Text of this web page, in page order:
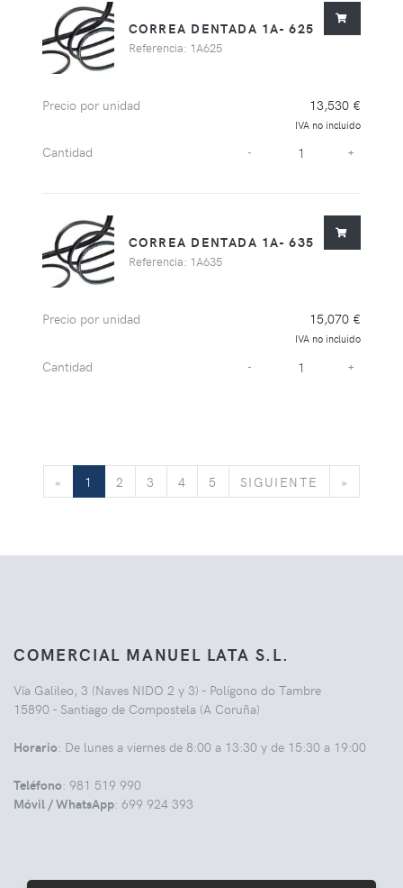
CORREA DENTADA 1A- 625
Referencia: 1A625
Precio por unidad 13,530 €
IVA no incluido
Cantidad - +
CORREA DENTADA 1A- 635
Referencia: 1A635
Precio por unidad 15,070 €
IVA no incluido
Cantidad - +
« 1 2 3 4 5 SIGUIENTE SIGUIENTE
»
COMERCIAL MANUEL LATA S.L.
Vía Galileo, 3 (Naves NIDO 2 y 3) - Polígono do Tambre
15890 - Santiago de Compostela (A Coruña)
Horario: De lunes a viernes de 8:00 a 13:30 y de 15:30 a 19:00
Teléfono: 981 519 990
Móvil / WhatsApp: 699 924 393